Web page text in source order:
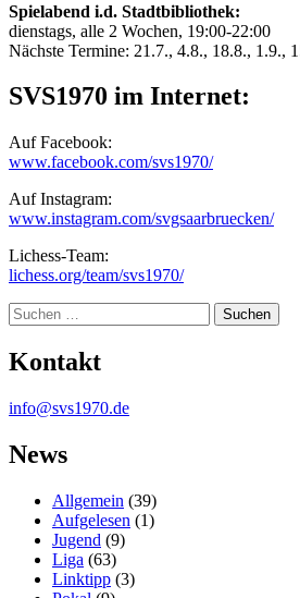
Spielabend i.d. Stadtbibliothek:
dienstags, alle 2 Wochen, 19:00-22:00
Nächste Termine: 21.7., 4.8., 18.8., 1.9.,
SVS1970 im Internet:
Auf Facebook:
www.facebook.com/svs1970/
Auf Instagram:
www.instagram.com/svgsaarbruecken/
Lichess-Team:
lichess.org/team/svs1970/
Suche
Kontakt
info@svs1970.de
News
Allgemein (39)
Aufgelesen (1)
Jugend (9)
Liga (63)
Linktipp (3)